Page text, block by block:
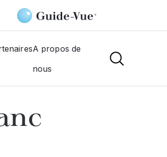
A propos de
nous